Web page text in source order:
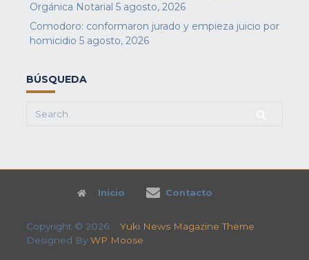
Orgánica Notarial 5 agosto, 2026
Comodoro: conformaron jurado y empieza juicio por
homicidio 5 agosto, 2026
BÚSQUEDA
Search
Inicio Contacto
Copyright © 2026 Yuki News Magazine Theme
Designed By WP Moose